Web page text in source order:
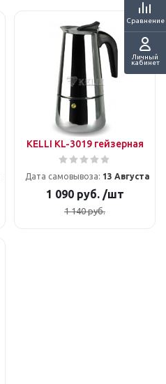
Сравнение
Личный
кабинет
KELLI KL-3019 гейзерная
Дата самовывоза: 13 Августа
1 090руб. /шт
1 140руб.